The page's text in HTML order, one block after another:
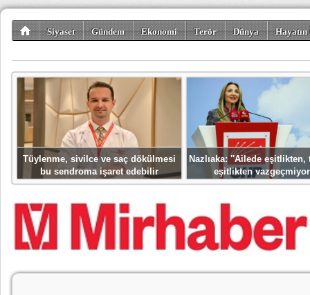
Siyaset Gündem Ekonomi Terör Dünya
Tüylenme, sivilce ve saç dökülmesi
bu sendroma işaret edebilir
Nazlıaka: ''Ailede eşitlikten,
eşitlikten